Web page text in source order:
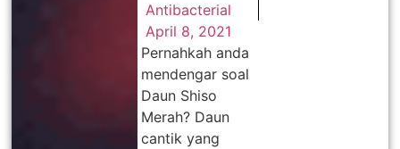
Antibacterial
April 8, 2021
Pernahkah anda
mendengar soal
Daun Shiso
Merah? Daun
cantik yang